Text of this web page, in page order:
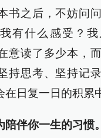
书之后，不妨问
有什么感受？
意读了多少本，
持思考、坚持记
在日复一日的积累
伴你一生的习惯。